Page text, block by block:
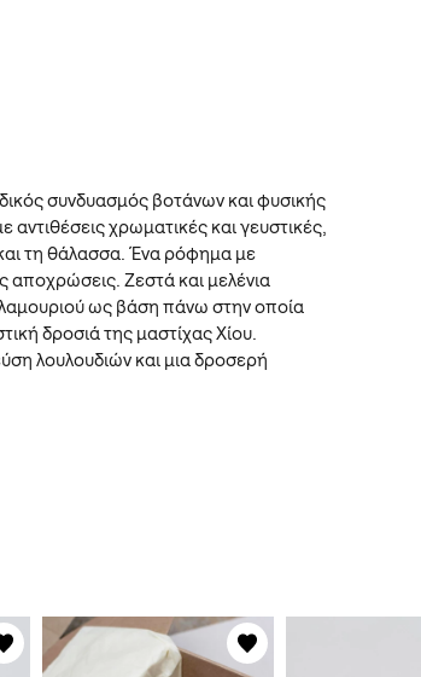
συνδυασμός βοτάνων και φυσικής
αντιθέσεις χρωματικές και γευστικές,
τη θάλασσα. Ένα ρόφημα με
αποχρώσεις. Ζεστά και μελένια
ως βάση πάνω στην οποία
δροσιά της μαστίχας Χίου.
λουλουδιών και μια δροσερή